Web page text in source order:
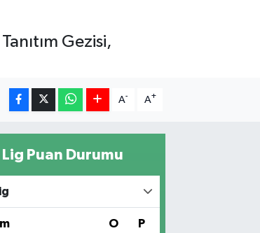
Gezisi,
A- A+
Puan Durumu
O P